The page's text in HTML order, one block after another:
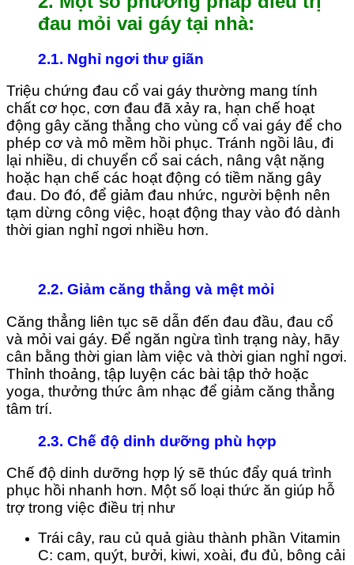
đau mỏi vai gáy tại nhà:
2.1. Nghỉ ngơi thư giãn
Triệu chứng đau cổ vai gáy thường mang tính
chất cơ học, cơn đau đã xảy ra, hạn chế hoạt
động gây căng thẳng cho vùng cổ vai gáy để cho
phép cơ và mô mềm hồi phục. Tránh ngồi lâu, đi
lại nhiều, di chuyển cổ sai cách, nâng vật nặng
hoặc hạn chế các hoạt động có tiềm năng gây
đau. Do đó, để giảm đau nhức, người bệnh nên
tạm dừng công việc, hoạt động thay vào đó dành
thời gian nghỉ ngơi nhiều hơn.
2.2. Giảm căng thẳng và mệt mỏi
Căng thẳng liên tục sẽ dẫn đến đau đầu, đau cổ
và mỏi vai gáy. Để ngăn ngừa tình trạng này, hãy
cân bằng thời gian làm việc và thời gian nghỉ ngơi.
Thỉnh thoảng, tập luyện các bài tập thở hoặc
yoga, thưởng thức âm nhạc để giảm căng thẳng
tâm trí.
2.3. Chế độ dinh dưỡng phù hợp
Chế độ dinh dưỡng hợp lý sẽ thúc đẩy quá trình
phục hồi nhanh hơn. Một số loại thức ăn giúp hỗ
trợ trong việc điều trị như
Trái cây, rau củ quả giàu thành phần Vitamin
C: cam, quýt, bưởi, kiwi, xoài, đu đủ, bông cải